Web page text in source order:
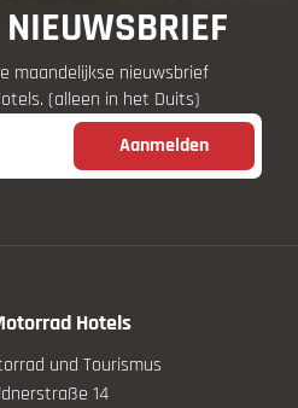
maandelijkse nieuwsbrief
(alleen in het Duits)
Aanmelden
Hotels
und Tourismus
14